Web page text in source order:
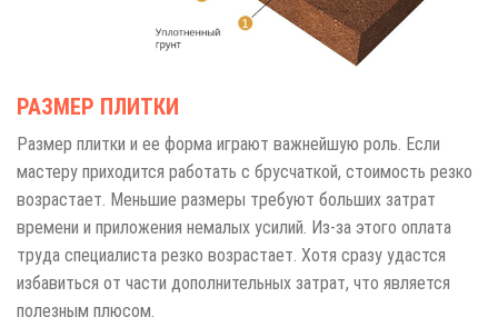
РАЗМЕР ПЛИТКИ
Размер плитки и ее форма играют важнейшую роль. Если
мастеру приходится работать с брусчаткой, стоимость резко
возрастает. Меньшие размеры требуют больших затрат
времени и приложения немалых усилий. Из-за этого оплата
труда специалиста резко возрастает. Хотя сразу удастся
избавиться от части дополнительных затрат, что является
полезным плюсом.